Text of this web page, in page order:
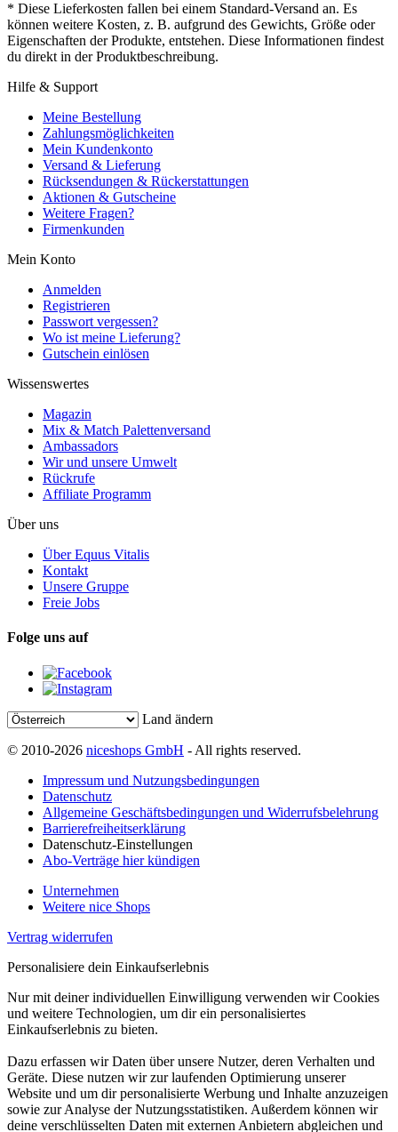
* Diese Lieferkosten fallen bei einem Standard-Versand an. Es
können weitere Kosten, z. B. aufgrund des Gewichts, Größe oder
Eigenschaften der Produkte, entstehen. Diese Informationen findest
du direkt in der Produktbeschreibung.
Hilfe & Support
Meine Bestellung
Zahlungsmöglichkeiten
Mein Kundenkonto
Versand & Lieferung
Rücksendungen & Rückerstattungen
Aktionen & Gutscheine
Weitere Fragen?
Firmenkunden
Mein Konto
Anmelden
Registrieren
Passwort vergessen?
Wo ist meine Lieferung?
Gutschein einlösen
Wissenswertes
Magazin
Mix & Match Palettenversand
Ambassadors
Wir und unsere Umwelt
Rückrufe
Affiliate Programm
Über uns
Über Equus Vitalis
Kontakt
Unsere Gruppe
Freie Jobs
Folge uns auf
Land ändern
© 2010-2026 niceshops GmbH - All rights reserved.
Impressum und Nutzungsbedingungen
Datenschutz
Allgemeine Geschäftsbedingungen und Widerrufsbelehrung
Barrierefreiheitserklärung
Datenschutz-Einstellungen
Abo-Verträge hier kündigen
Unternehmen
Weitere nice Shops
Vertrag widerrufen
Personalisiere dein Einkaufserlebnis
Nur mit deiner individuellen Einwilligung verwenden wir Cookies
und weitere Technologien, um dir ein personalisiertes
Einkaufserlebnis zu bieten.
Dazu erfassen wir Daten über unsere Nutzer, deren Verhalten und
Geräte. Diese nutzen wir zur laufenden Optimierung unserer
Website und um dir personalisierte Werbung und Inhalte anzuzeigen
sowie zur Analyse der Nutzungsstatistiken. Außerdem können wir
deine verschlüsselten Daten mit externen Anbietern abgleichen und